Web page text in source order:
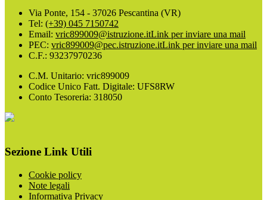
Via Ponte, 154 - 37026 Pescantina (VR)
Tel: (+39) 045 7150742
Email: vric899009@istruzione.itLink per inviare una mail
PEC: vric899009@pec.istruzione.itLink per inviare una mail
C.F.: 93237970236
C.M. Unitario: vric899009
Codice Unico Fatt. Digitale: UFS8RW
Conto Tesoreria: 318050
Sezione Link Utili
Cookie policy
Note legali
Informativa Privacy